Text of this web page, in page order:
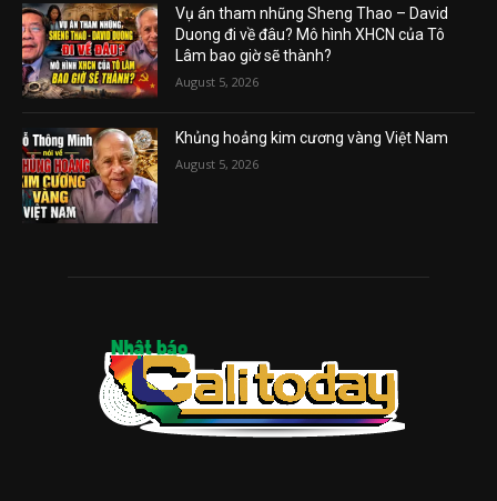
Vụ án tham nhũng Sheng Thao – David
Duong đi về đâu? Mô hình XHCN của Tô
Lâm bao giờ sẽ thành?
August 5, 2026
Khủng hoảng kim cương vàng Việt Nam
August 5, 2026